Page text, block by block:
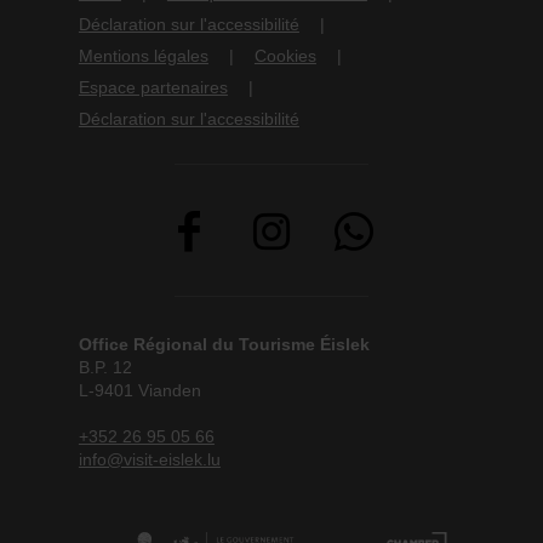
Déclaration sur l'accessibilité
Mentions légales
Cookies
Espace partenaires
Déclaration sur l'accessibilité
Office Régional du Tourisme Éislek
B.P. 12
L-9401 Vianden
+352 26 95 05 66
info@visit-eislek.lu